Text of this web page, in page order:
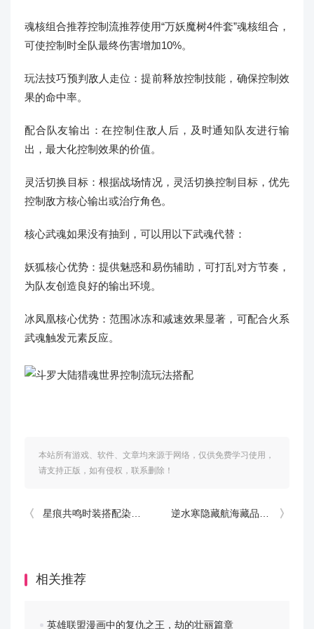
魂核组合推荐控制流推荐使用“万妖魔树4件套”魂核组合，
可使控制时全队最终伤害增加10%。
玩法技巧预判敌人走位：提前释放控制技能，确保控制效
果的命中率。
配合队友输出：在控制住敌人后，及时通知队友进行输
出，最大化控制效果的价值。
灵活切换目标：根据战场情况，灵活切换控制目标，优先
控制敌方核心输出或治疗角色。
核心武魂如果没有抽到，可以用以下武魂代替：
妖狐核心优势：提供魅惑和易伤辅助，可打乱对方节奏，
为队友创造良好的输出环境。
冰凤凰核心优势：范围冰冻和减速效果显著，可配合火系
武魂触发元素反应。
本站所有游戏、软件、文章均来源于网络，仅供免费学习使用，
请支持正版，如有侵权，联系删除！
星痕共鸣时装搭配染色攻略分享 逆水寒隐藏航海藏品解锁方法分享
相关推荐
英雄联盟漫画中的复仇之王，劫的壮丽篇章